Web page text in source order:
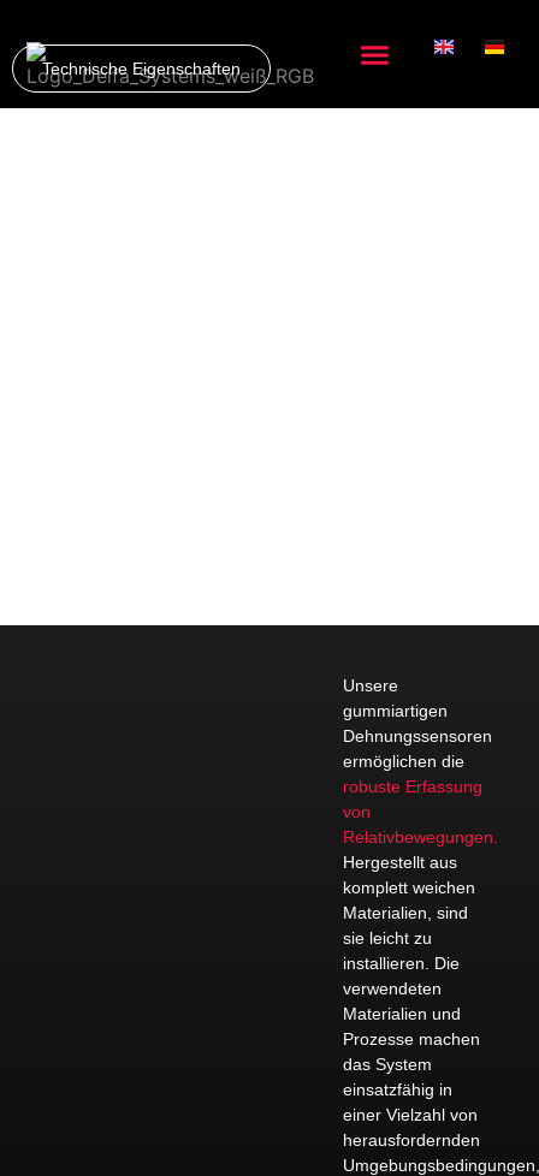
Technische Eigenschaften
Unsere
gummiartigen
Dehnungssensoren
ermöglichen die
robuste Erfassung
von
Relativbewegungen.
Hergestellt aus
komplett weichen
Materialien, sind
sie leicht zu
installieren. Die
verwendeten
Materialien und
Prozesse machen
das System
einsatzfähig in
einer Vielzahl von
herausfordernden
Umgebungsbedingungen,